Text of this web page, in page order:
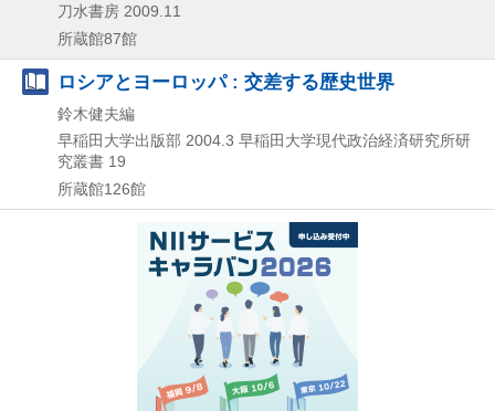
刀水書房 2009.11
所蔵館87館
ロシアとヨーロッパ : 交差する歴史世界
鈴木健夫編
早稲田大学出版部 2004.3 早稲田大学現代政治経済研究所研
究叢書 19
所蔵館126館